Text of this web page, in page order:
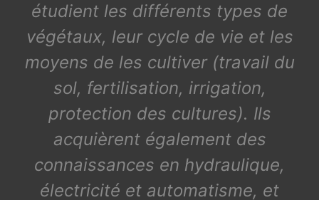
étudient les différents types de
végétaux, leur cycle de vie et les
moyens de les cultiver (travail du
sol, fertilisation, irrigation,
protection des cultures). Ils
acquièrent également des
connaissances en hydraulique,
électricité et automatisme, et